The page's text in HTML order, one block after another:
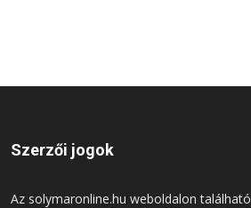
Szerzői jogok
Az solymaronline.hu weboldalon található